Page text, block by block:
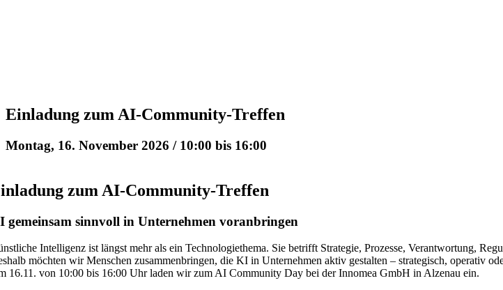
Einladung zum AI-Community-Treffen
Montag, 16. November 2026 / 10:00 bis 16:00
zum AI-Community-Treffen
gemeinsam sinnvoll in Unternehmen voranbringen
Intelligenz ist längst mehr als ein Technologiethema. Sie betrifft Strategie, Prozesse, Verantwortung,
möchten wir Menschen zusammenbringen, die KI in Unternehmen aktiv gestalten – strategisch, operativ
16.11. von 10:00 bis 16:00 Uhr laden wir zum AI Community Day bei der Innomea GmbH in Alzenau ein.